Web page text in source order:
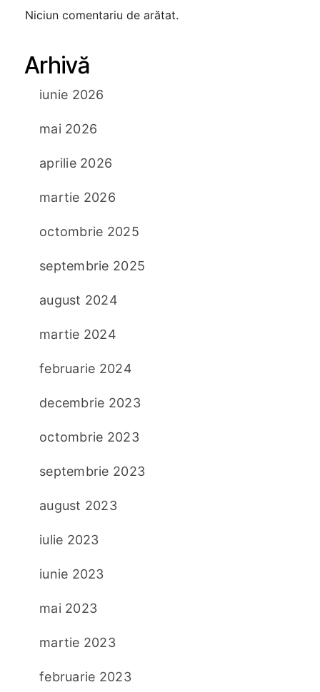
Niciun comentariu de arătat.
Arhivă
iunie 2026
mai 2026
aprilie 2026
martie 2026
octombrie 2025
septembrie 2025
august 2024
martie 2024
februarie 2024
decembrie 2023
octombrie 2023
septembrie 2023
august 2023
iulie 2023
iunie 2023
mai 2023
martie 2023
februarie 2023